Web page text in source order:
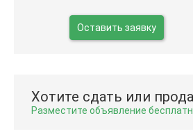
Оставить заявку
Хотите сдать или
Разместите объявление